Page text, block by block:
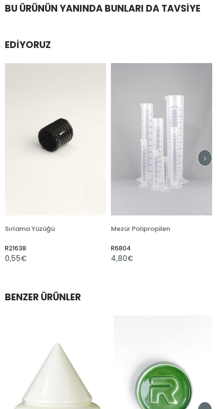
BU ÜRÜNÜN YANINDA BUNLARI DA TAVSIYE
EDIYORUZ
Mezür Polipropilen
BENZER ÜRÜNLER